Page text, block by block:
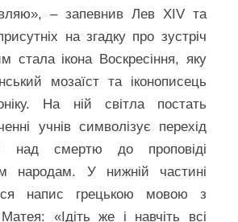
– запевнив Лев XIV та
на згадку про зустріч
стала ікона Воскресіння, яку
мозаїст та іконописець
На ній світла постать
учнів символізує перехід
над смертю до проповіді
народам. У нижній частині
напис грецькою мовою з
Матея: «Ідіть же і навчіть всі